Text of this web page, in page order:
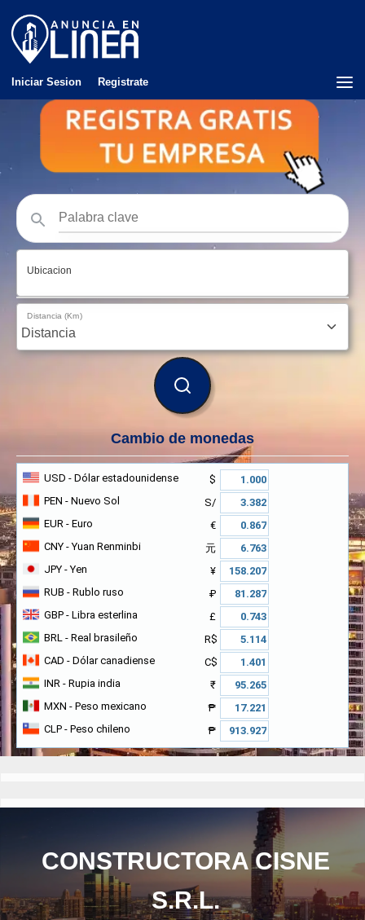
Iniciar Sesion Registrate
Ubicacion
Distancia (Km)
BUSCAR
Cambio de monedas
USD - Dólar estadounidense
$
PEN - Nuevo Sol
S/
EUR - Euro
€
CNY - Yuan Renminbi
元
JPY - Yen
¥
RUB - Rublo ruso
₽
GBP - Libra esterlina
£
BRL - Real brasileño
R$
CAD - Dólar canadiense
C$
INR - Rupia india
₹
MXN - Peso mexicano
₱
CLP - Peso chileno ₱
CONSTRUCTORA CISNE
S.R.L.